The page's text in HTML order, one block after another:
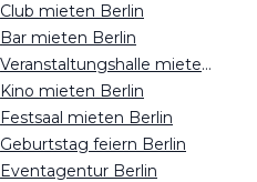
Club mieten Berlin
Bar mieten Berlin
Veranstaltungshalle mieten Berlin
Kino mieten Berlin
Festsaal mieten Berlin
Geburtstag feiern Berlin
Eventagentur Berlin